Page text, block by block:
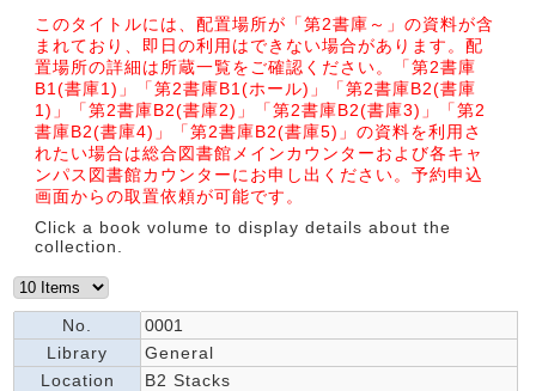
このタイトルには、配置場所が「第2書庫～」の資料が含
まれており、即日の利用はできない場合があります。配
置場所の詳細は所蔵一覧をご確認ください。「第2書庫
B1(書庫1)」「第2書庫B1(ホール)」「第2書庫B2(書庫
1)」「第2書庫B2(書庫2)」「第2書庫B2(書庫3)」「第2
書庫B2(書庫4)」「第2書庫B2(書庫5)」の資料を利用さ
れたい場合は総合図書館メインカウンターおよび各キャ
ンパス図書館カウンターにお申し出ください。予約申込
画面からの取置依頼が可能です。
Click a book volume to display details about the
collection.
No.
0001
Library
General
Location
B2 Stacks